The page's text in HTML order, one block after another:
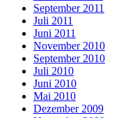
September 2011
Juli 2011
Juni 2011
November 2010
September 2010
Juli 2010
Juni 2010
Mai 2010
Dezember 2009